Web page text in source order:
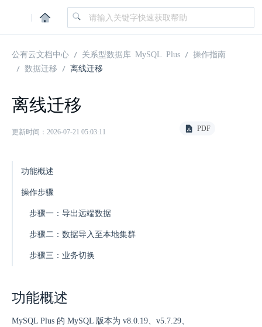
|
公有云文档中心 关系型数据库 MySQL Plus
操作指南
数据迁移
离线迁移
离线迁移
更新时间：2026-07-21 05:03:11 PDF
功能概述
操作步骤
步骤一：导出远端数据
步骤二：数据导入至本地集群
步骤三：业务切换
功能概述
MySQL Plus 的 MySQL 版本为 v8.0.19、v5.7.29、